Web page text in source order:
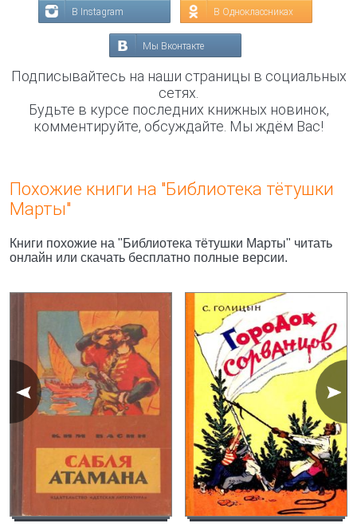
В Instagram В Одноклассниках
Мы Вконтакте
Подписывайтесь на наши страницы в социальных
сетях.
Будьте в курсе последних книжных новинок,
комментируйте, обсуждайте. Мы ждём Вас!
Похожие книги на "Библиотека тётушки
Марты"
Книги похожие на "Библиотека тётушки Марты" читать
онлайн или скачать бесплатно полные версии.